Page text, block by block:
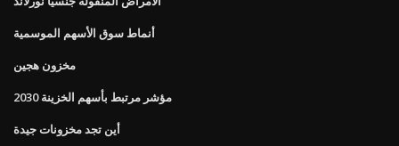
أنماط سوق الأسهم الموسمية
مخزون هجين
مؤشر مرتبط بأسهم الخزينة 2030
أين تجد مخزونات جيدة